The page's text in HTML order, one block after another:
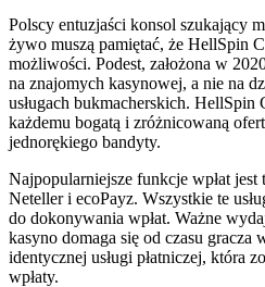
Polscy entuzjaści konsol szukający
żywo muszą pamiętać, że HellSpin
możliwości. Podest, założona w
na znajomych kasynowej, a nie na
usługach bukmacherskich. HellSpin
każdemu bogatą i zróżnicowaną
jednorękiego bandyty.
Najpopularniejsze funkcje wpłat
Neteller i ecoPayz. Wszystkie te
do dokonywania wpłat. Ważne
kasyno domaga się od czasu gracza
identycznej usługi płatniczej, która
wpłaty.